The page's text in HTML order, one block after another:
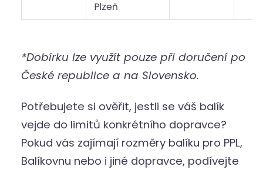
Plzeň
*Dobírku lze využít pouze při doručení po
České republice a na Slovensko.
Potřebujete si ověřit, jestli se váš balík
vejde do limitů konkrétního dopravce?
Pokud vás zajímají rozměry balíku pro PPL,
Balíkovnu nebo i jiné dopravce, podívejte